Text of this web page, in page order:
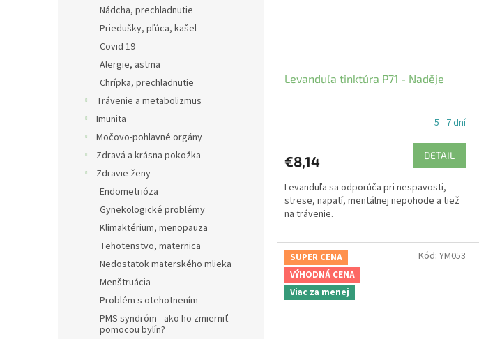
Nádcha, prechladnutie
Priedušky, pľúca, kašel
Covid 19
Alergie, astma
Chrípka, prechladnutie
Trávenie a metabolizmus
Imunita
Močovo-pohlavné orgány
Zdravá a krásna pokožka
Zdravie ženy
Endometrióza
Gynekologické problémy
Klimaktérium, menopauza
Tehotenstvo, maternica
Nedostatok materského mlieka
Menštruácia
Problém s otehotnením
PMS syndróm - ako ho zmierniť
pomocou bylín?
Levanduľa tinktúra P71 - Naděje
5 - 7 dní
€8,14 DETAIL
Levanduľa sa odporúča pri nespavosti,
strese, napätí, mentálnej nepohode a tiež
na trávenie.
SUPER CENA
VÝHODNÁ CENA
Viac za menej
Kód: YM053